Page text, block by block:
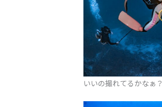
いいの撮れてるかなぁ？